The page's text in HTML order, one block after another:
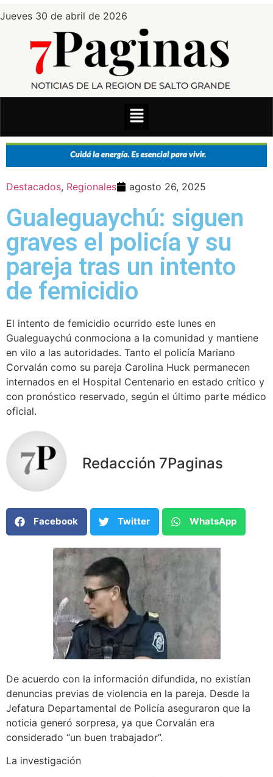
Jueves 30 de abril de 2026
Destacados, Regionales agosto 26, 2025
Gualeguaychú: siguen
graves el policía y su
pareja tras un intento
de femicidio
El intento de femicidio ocurrido este lunes en
Gualeguaychú conmociona a la comunidad y mantiene
en vilo a las autoridades. Tanto el policía Mariano
Corvalán como su pareja Carolina Huck permanecen
internados en el Hospital Centenario en estado crítico y
con pronóstico reservado, según el último parte médico
oficial.
Redacción 7Paginas
Facebook Twitter WhatsApp
De acuerdo con la información difundida, no existían
denuncias previas de violencia en la pareja. Desde la
Jefatura Departamental de Policía aseguraron que la
noticia generó sorpresa, ya que Corvalán era
considerado “un buen trabajador”.
La investigación